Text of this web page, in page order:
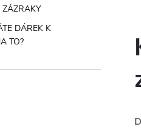
DÁREK K
TO?
i